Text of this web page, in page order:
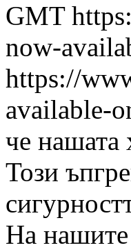
GMT
now-
https://
available-
че нашата
Този
На нашите